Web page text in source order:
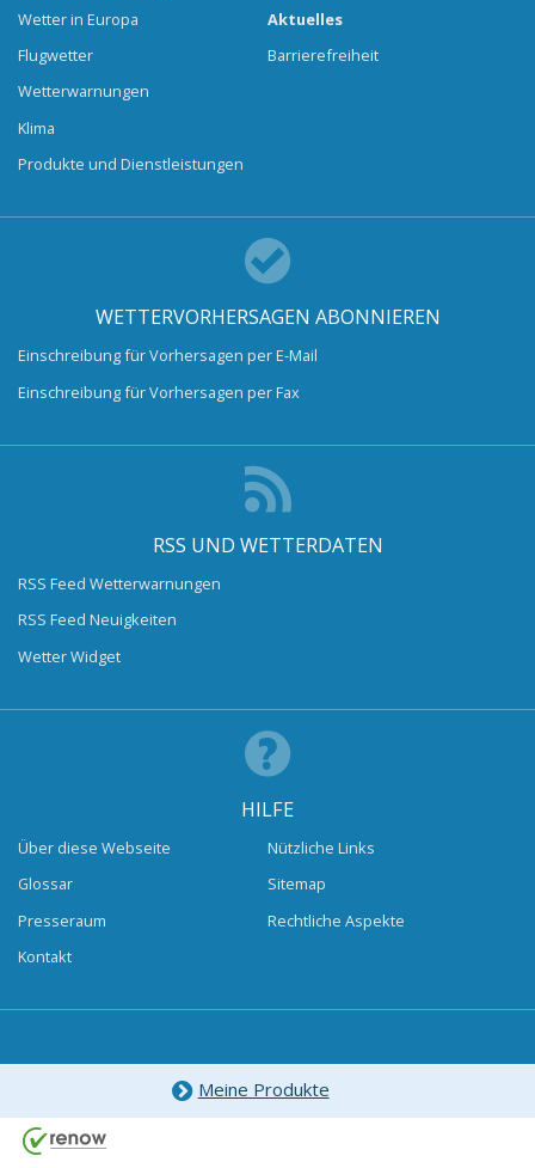
Wetter in Europa
Flugwetter
Wetterwarnungen
Klima
Produkte und Dienstleistungen
Aktuelles
Barrierefreiheit
WETTERVORHERSAGEN ABONNIEREN
Einschreibung für Vorhersagen per E-Mail
Einschreibung für Vorhersagen per Fax
RSS UND WETTERDATEN
RSS Feed Wetterwarnungen
RSS Feed Neuigkeiten
Wetter Widget
HILFE
Über diese Webseite
Glossar
Presseraum
Kontakt
Nützliche Links
Sitemap
Rechtliche Aspekte
Meine Produkte